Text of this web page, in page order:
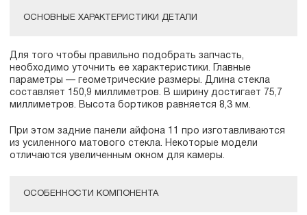
ОСНОВНЫЕ ХАРАКТЕРИСТИКИ ДЕТАЛИ
Для того чтобы правильно подобрать запчасть,
необходимо уточнить ее характеристики. Главные
параметры — геометрические размеры. Длина стекла
составляет 150,9 миллиметров. В ширину достигает 75,7
миллиметров. Высота бортиков равняется 8,3 мм.
При этом задние панели айфона 11 про изготавливаются
из усиленного матового стекла. Некоторые модели
отличаются увеличенным окном для камеры.
ОСОБЕННОСТИ КОМПОНЕНТА